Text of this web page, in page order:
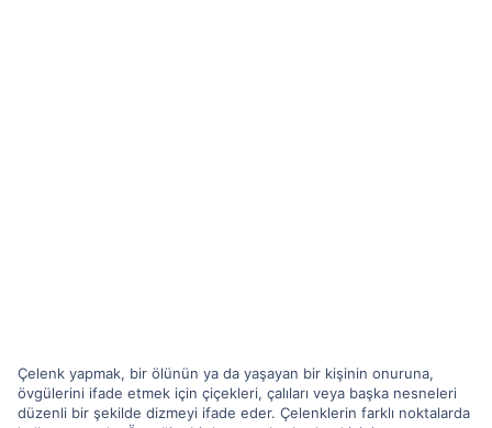
Çelenk yapmak, bir ölünün ya da yaşayan bir kişinin onuruna,
övgülerini ifade etmek için çiçekleri, çalıları veya başka nesneleri
düzenli bir şekilde dizmeyi ifade eder. Çelenklerin farklı noktalarda